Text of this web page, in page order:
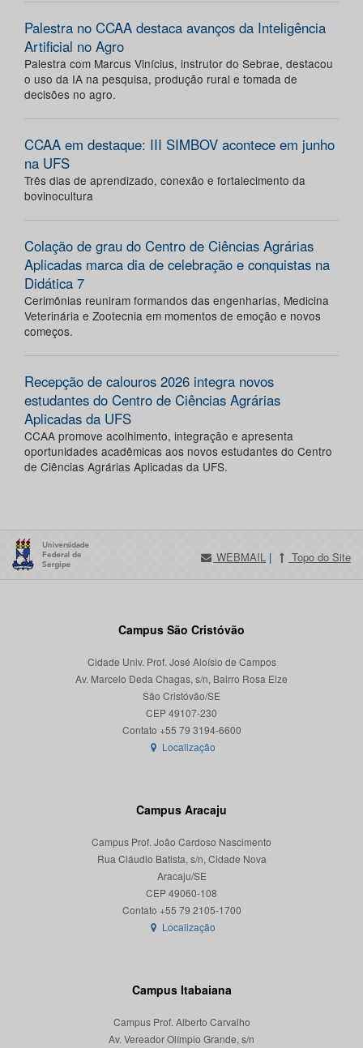
Palestra no CCAA destaca avanços da Inteligência
Artificial no Agro
Palestra com Marcus Vinícius, instrutor do Sebrae, destacou
o uso da IA na pesquisa, produção rural e tomada de
decisões no agro.
CCAA em destaque: III SIMBOV acontece em junho
na UFS
Três dias de aprendizado, conexão e fortalecimento da
bovinocultura
Colação de grau do Centro de Ciências Agrárias
Aplicadas marca dia de celebração e conquistas na
Didática 7
Cerimônias reuniram formandos das engenharias, Medicina
Veterinária e Zootecnia em momentos de emoção e novos
começos.
Recepção de calouros 2026 integra novos
estudantes do Centro de Ciências Agrárias
Aplicadas da UFS
CCAA promove acolhimento, integração e apresenta
oportunidades acadêmicas aos novos estudantes do Centro
de Ciências Agrárias Aplicadas da UFS.
WEBMAIL | Topo do Site
Campus São Cristóvão
Cidade Univ. Prof. José Aloísio de Campos
Av. Marcelo Deda Chagas, s/n, Bairro Rosa Elze
São Cristóvão/SE
CEP 49107-230
Localização
Campus Aracaju
Campus Prof. João Cardoso Nascimento
Rua Cláudio Batista, s/n, Cidade Nova
Aracaju/SE
CEP 49060-108
Localização
Campus Itabaiana
Campus Prof. Alberto Carvalho
Av. Vereador Olímpio Grande, s/n